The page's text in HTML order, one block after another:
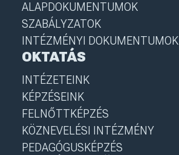
ALAPDOKUMENTUMOK
SZABÁLYZATOK
INTÉZMÉNYI DOKUMENTUMOK
OKTATÁS
INTÉZETEINK
KÉPZÉSEINK
FELNŐTTKÉPZÉS
KÖZNEVELÉSI INTÉZMÉNY
PEDAGÓGUSKÉPZÉS